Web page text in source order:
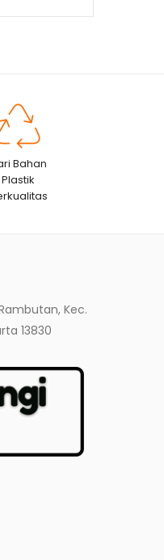
Bahan
Plastik
Kec.
13830